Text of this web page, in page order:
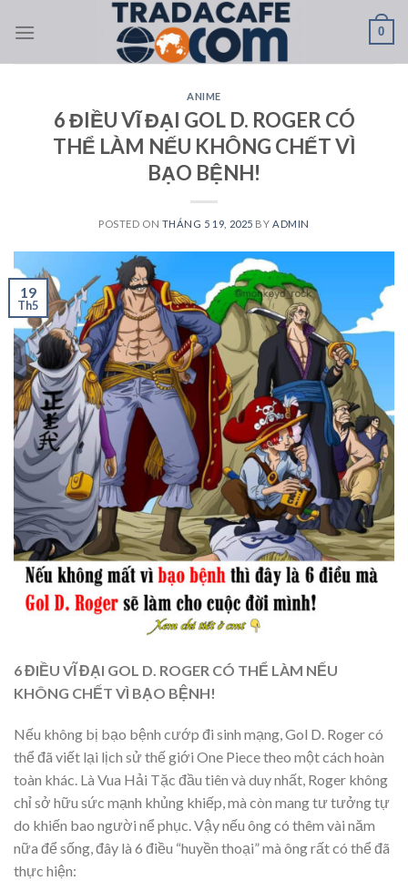
0
ANIME
6 ĐIỀU VĨ ĐẠI GOL D. ROGER CÓ
THỂ LÀM NẾU KHÔNG CHẾT VÌ
BẠO BỆNH!
POSTED ON THÁNG 5 19, 2025 BY ADMIN
19
Th5
6 ĐIỀU VĨ ĐẠI GOL D. ROGER CÓ THỂ LÀM NẾU
KHÔNG CHẾT VÌ BẠO BỆNH!
Nếu không bị bạo bệnh cướp đi sinh mạng, Gol D. Roger có
thể đã viết lại lịch sử thế giới One Piece theo một cách hoàn
toàn khác. Là Vua Hải Tặc đầu tiên và duy nhất, Roger không
chỉ sở hữu sức mạnh khủng khiếp, mà còn mang tư tưởng tự
do khiến bao người nể phục. Vậy nếu ông có thêm vài năm
nữa để sống, đây là 6 điều “huyền thoại” mà ông rất có thể đã
thực hiện: